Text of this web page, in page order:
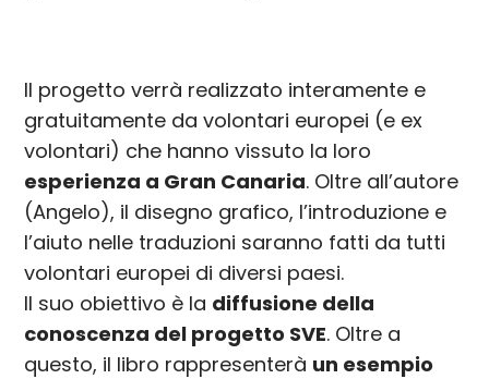
Il progetto verrà realizzato interamente e
gratuitamente da volontari europei (e ex
volontari) che hanno vissuto la loro
esperienza a Gran Canaria. Oltre all’autore
(Angelo), il disegno grafico, l’introduzione e
l’aiuto nelle traduzioni saranno fatti da tutti
volontari europei di diversi paesi.
Il suo obiettivo è la diffusione della
conoscenza del progetto SVE. Oltre a
questo, il libro rappresenterà un esempio